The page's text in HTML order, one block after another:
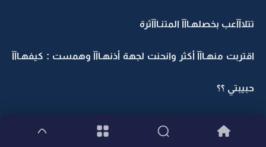
تتلاآآعب بخصلهـاآآ المتنـاآآثرة
اقتربت منهـاآآ أكثر وانحنت لجهة أذنهـاآآ وهمست : كيفهـاآآ
حبيبتي ؟؟